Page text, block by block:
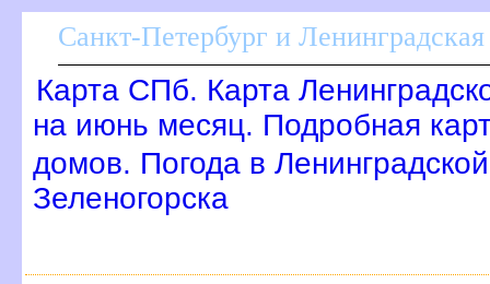
Санкт-Петербург и Ленинградская
Карта СПб. Карта
на июнь месяц. Подробная
домов. Погода в
Зеленогорска